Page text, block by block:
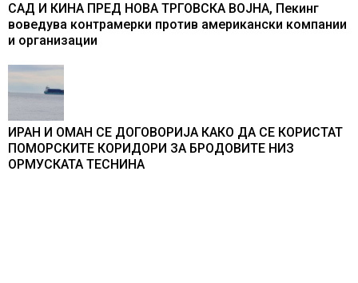
САД И КИНА ПРЕД НОВА ТРГОВСКА ВОЈНА, Пекинг
воведува контрамерки против американски компании
и организации
ИРАН И ОМАН СЕ ДОГОВОРИЈА КАКО ДА СЕ КОРИСТАТ
ПОМОРСКИТЕ КОРИДОРИ ЗА БРОДОВИТЕ НИЗ
ОРМУСКАТА ТЕСНИНА